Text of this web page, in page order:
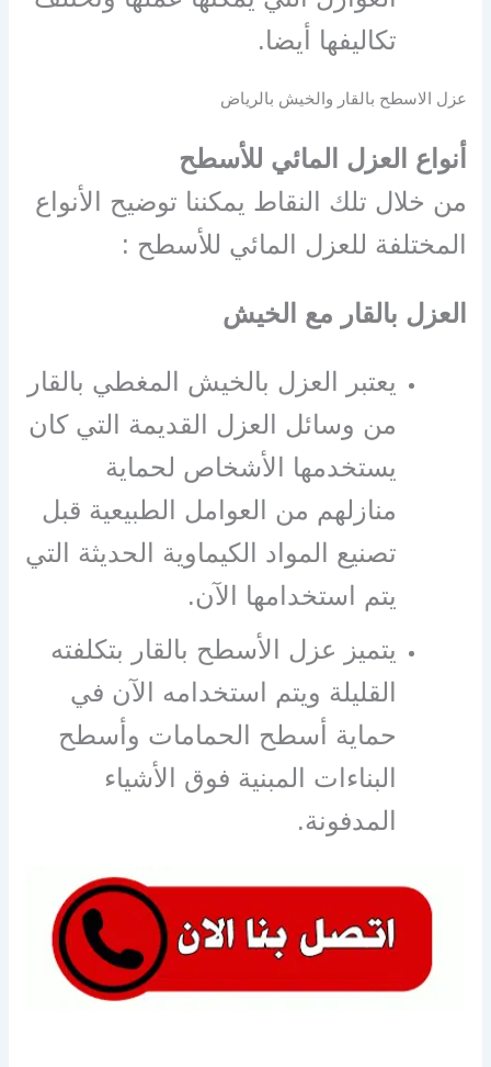
تكاليفها أيضا.
عزل الاسطح بالقار والخيش بالرياض
أنواع العزل المائي للأسطح
من خلال تلك النقاط يمكننا توضيح الأنواع
المختلفة للعزل المائي للأسطح :
العزل بالقار مع الخيش
يعتبر العزل بالخيش المغطي بالقار
من وسائل العزل القديمة التي كان
يستخدمها الأشخاص لحماية
منازلهم من العوامل الطبيعية قبل
تصنيع المواد الكيماوية الحديثة التي
يتم استخدامها الآن.
يتميز عزل الأسطح بالقار بتكلفته
القليلة ويتم استخدامه الآن في
حماية أسطح الحمامات وأسطح
البناءات المبنية فوق الأشياء
المدفونة.